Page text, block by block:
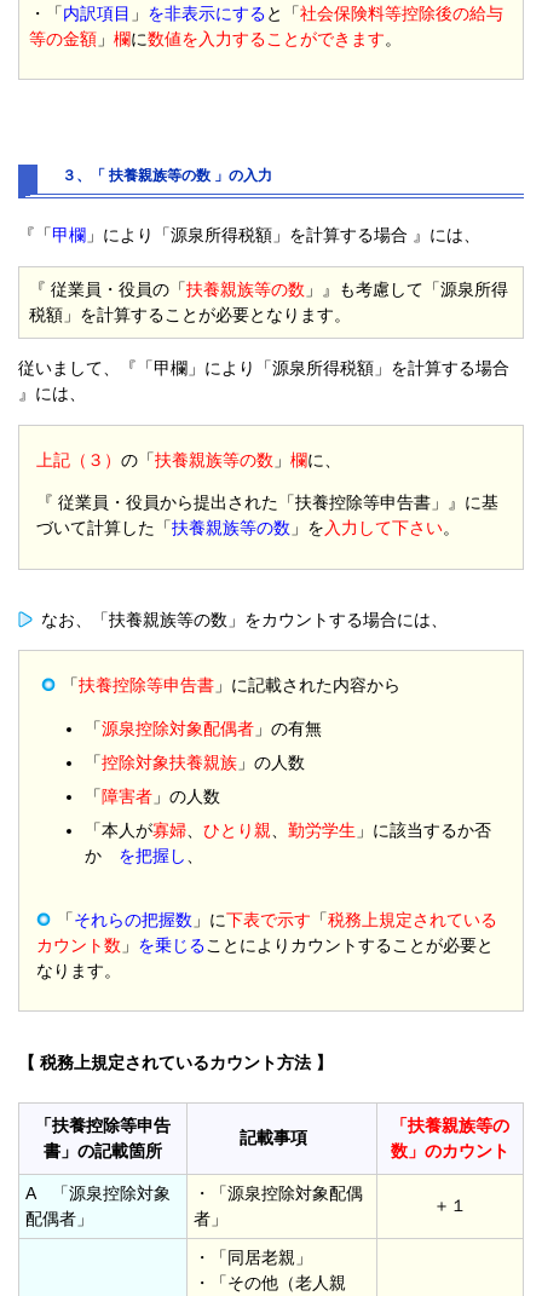
・「内訳項目 」 を非表示にすると「社会保険料等控除後の給与
等の金額 」 欄に数値を入力することができます。
３、「 扶養親族等の数 」の入力
『「甲欄 」により「源泉所得税額」を計算する場合 』には、
『 従業員・役員の「扶養親族等の数 」』も考慮して「源泉所得
税額」を計算することが必要となります。
従いまして、『「甲欄」により「源泉所得税額」を計算する場合
』には、
上記（３）の「扶養親族等の数 」欄に、
『 従業員・役員から提出された「扶養控除等申告書」』に基
づいて計算した「扶養親族等の数 」を 入力して下さい。
なお、「扶養親族等の数」をカウントする場合には、
「扶養控除等申告書 」に記載された内容から
「源泉控除対象配偶者 」の有無
「控除対象扶養親族 」の人数
「障害者 」の人数
「本人が寡婦、ひとり親、勤労学生 」に該当するか否
か を把握し、
「それらの把握数 」に下表で示す 「税務上規定されている
カウント数 」 を乗じることによりカウントすることが必要と
なります。
【 税務上規定されているカウント方法 】
「扶養控除等申告
書」の記載箇所
記載事項
「扶養親族等の
数」のカウント
A 「源泉控除対象
配偶者」
・「源泉控除対象配偶
者」
＋１
・「同居老親」
・「その他（老人親